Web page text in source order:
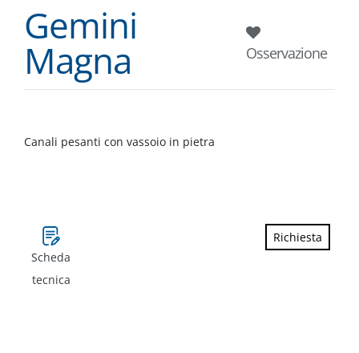
Gemini
Magna Osservazione
Canali pesanti con vassoio in pietra
Scheda
tecnica
Richiesta